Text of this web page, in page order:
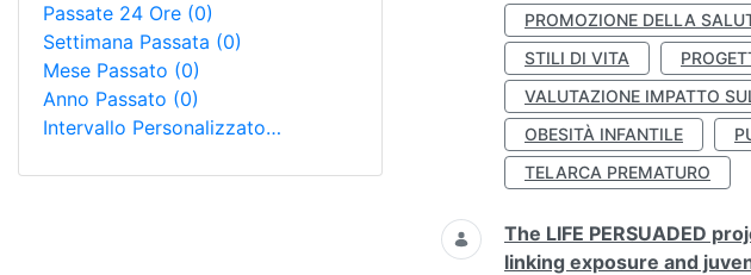
Passate 24 Ore (0)
Settimana Passata (0)
Mese Passato (0)
Anno Passato (0)
Intervallo Personalizzato…
PROMOZIONE DELLA
STILI DI VITA
VALUTAZIONE IMPATTO
OBESITÀ INFANTILE
TELARCA PREMATURO
The LIFE PERSUADED
linking exposure and